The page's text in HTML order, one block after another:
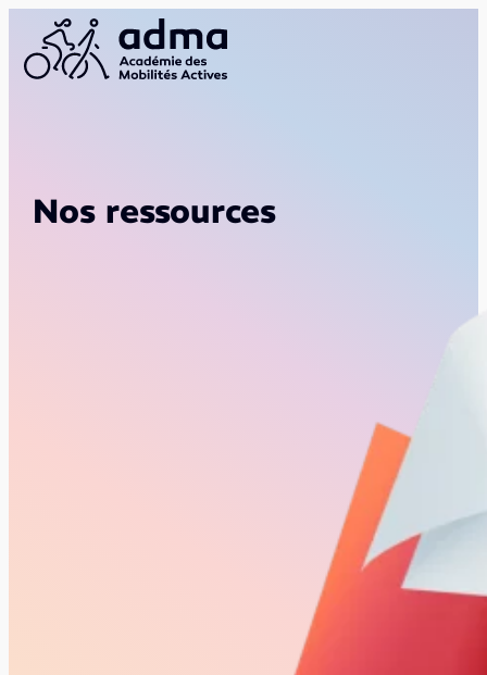
Nos ressources